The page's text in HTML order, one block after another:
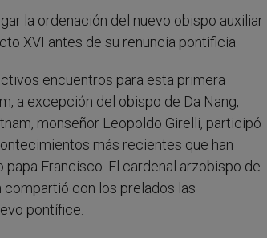
la ordenación del nuevo obispo auxiliar
XVI antes de su renuncia pontificia.
encuentros para esta primera
a excepción del obispo de Da Nang,
monseñor Leopoldo Girelli, participó
más recientes que han
Francisco. El cardenal arzobispo de
compartió con los prelados las
pontífice.